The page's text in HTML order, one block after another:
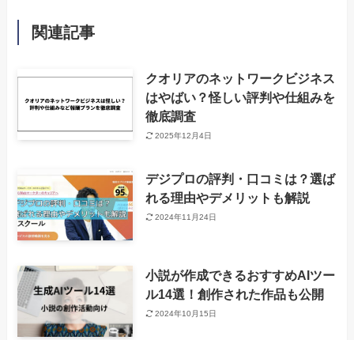
関連記事
クオリアのネットワークビジネス
はやばい？怪しい評判や仕組みを
徹底調査
2025年12月4日
デジプロの評判・口コミは？選ば
れる理由やデメリットも解説
2024年11月24日
小説が作成できるおすすめAIツー
ル14選！創作された作品も公開
2024年10月15日